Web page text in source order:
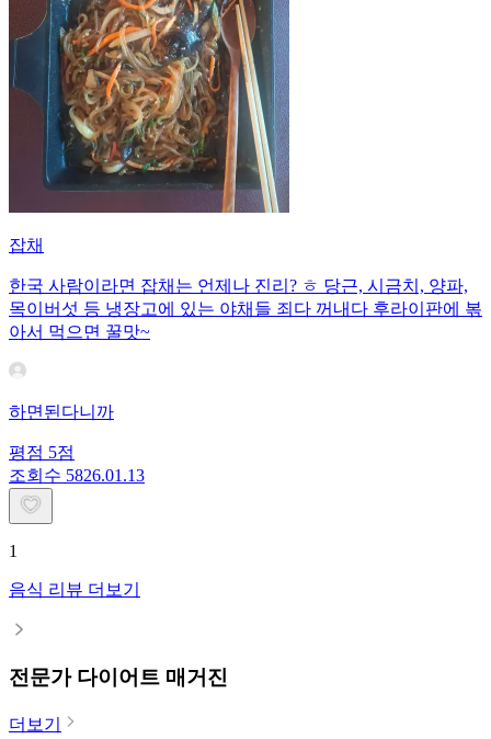
잡채
한국 사람이라면 잡채는 언제나 진리? ㅎ 당근, 시금치, 양파,
목이버섯 등 냉장고에 있는 야채들 죄다 꺼내다 후라이판에 볶
아서 먹으면 꿀맛~
하면된다니까
평점 5점
조회수 5826.01.13
1
음식 리뷰 더보기
전문가 다이어트 매거진
더보기